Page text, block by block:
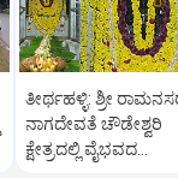
ತೀರ್ಥಹಳ್ಳಿ: ಶ್ರೀ
ನಾಗದೇವತೆ ಚೌಡೇಶ್ವರಿ
ಕ್ಷೇತ್ರದಲ್ಲಿ ವೈಭವದ